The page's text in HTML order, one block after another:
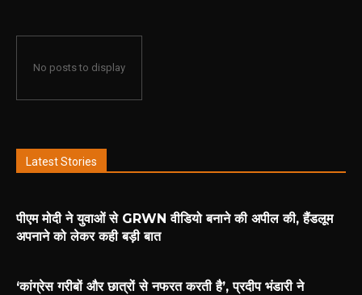
No posts to display
Latest Stories
पीएम मोदी ने युवाओं से GRWN वीडियो बनाने की अपील की, हैंडलूम
अपनाने को लेकर कही बड़ी बात
‘कांग्रेस गरीबों और छात्रों से नफरत करती है’, प्रदीप भंडारी ने